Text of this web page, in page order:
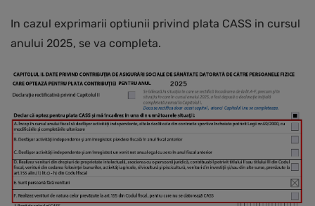
In cazul exprimarii optiunii privind plata CASS in cursul
anului 2025, se va completa.